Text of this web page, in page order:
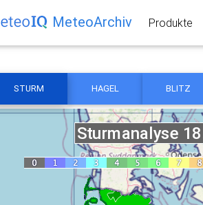
MeteoArchiv Produkte
STURM HAGEL BLITZ